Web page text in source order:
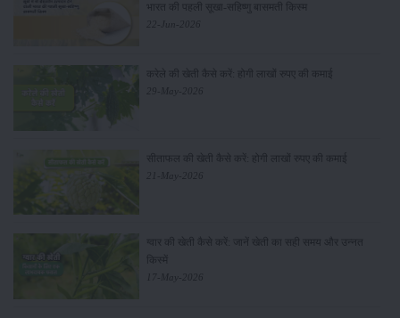
भारत की पहली सूखा-सहिष्णु बासमती किस्म
22-Jun-2026
करेले की खेती कैसे करें: होगी लाखों रुपए की कमाई
29-May-2026
सीताफल की खेती कैसे करें: होगी लाखों रुपए की कमाई
21-May-2026
ग्वार की खेती कैसे करें: जानें खेती का सही समय और उन्नत
किस्में
17-May-2026